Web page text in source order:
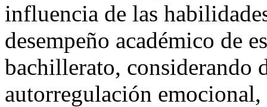
influencia de las
desempeño académico de
bachillerato, considerando
autorregulación